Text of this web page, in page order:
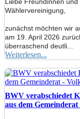
Wählervereinigung,
zunächst möchten wir
am 19. April 2026
überraschend deutli...
Weiterlesen...
BWV verabschiedet
aus dem